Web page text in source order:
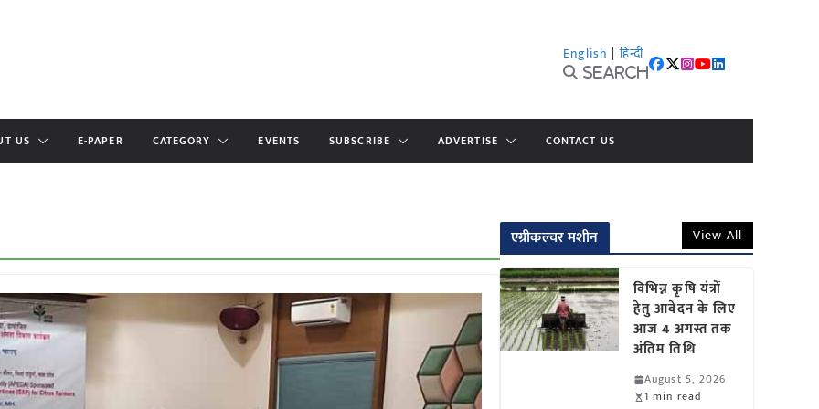
English | हिन्दी
Search
US E-PAPER CATEGORY EVENTS SUBSCRIBE ADVERTISE CONTACT US
एग्रीकल्चर मशीन View All
विभिन्न कृषि यंत्रों
हेतु आवेदन के लिए
आज 4 अगस्त तक
अंतिम तिथि
August 5, 2026
1 min read